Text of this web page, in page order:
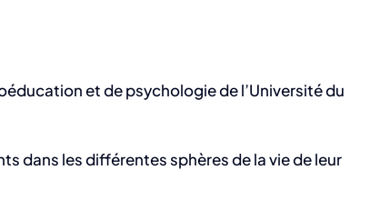
et de psychologie de l’Université du
dans les différentes sphères de la vie de leur